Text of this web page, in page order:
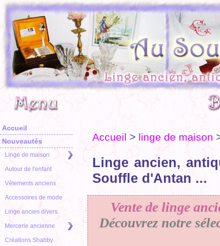
Accueil
Nouveautés
Linge de maison
Autour de l'enfant
Vêtements anciens
Accessoires de mode
Linge ancien divers
Mercerie ancienne
Créations Shabby
Accueil > linge de maison
Linge ancien,
Souffle d'Antan ...
Vente de linge
Découvrez notre